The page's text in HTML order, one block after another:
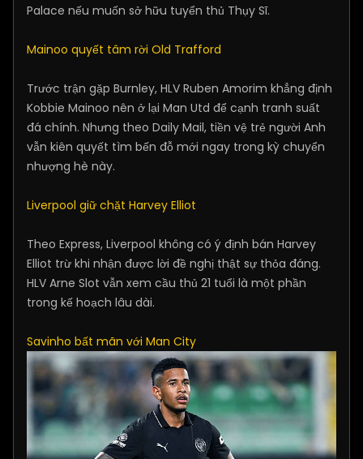
Palace nếu muốn sở hữu tuyển thủ Thụy Sĩ.
Mainoo quyết tâm rời Old Trafford
Trước trận gặp Burnley, HLV Ruben Amorim khẳng định
Kobbie Mainoo nên ở lại Man Utd để cạnh tranh suất
đá chính. Nhưng theo Daily Mail, tiền vệ trẻ người Anh
vẫn kiên quyết tìm bến đỗ mới ngay trong kỳ chuyển
nhượng hè này.
Liverpool giữ chặt Harvey Elliot
Theo Express, Liverpool không có ý định bán Harvey
Elliot trừ khi nhận được lời đề nghị thật sự thỏa đáng.
HLV Arne Slot vẫn xem cầu thủ 21 tuổi là một phần
trong kế hoạch lâu dài.
Savinho bất mãn với Man City